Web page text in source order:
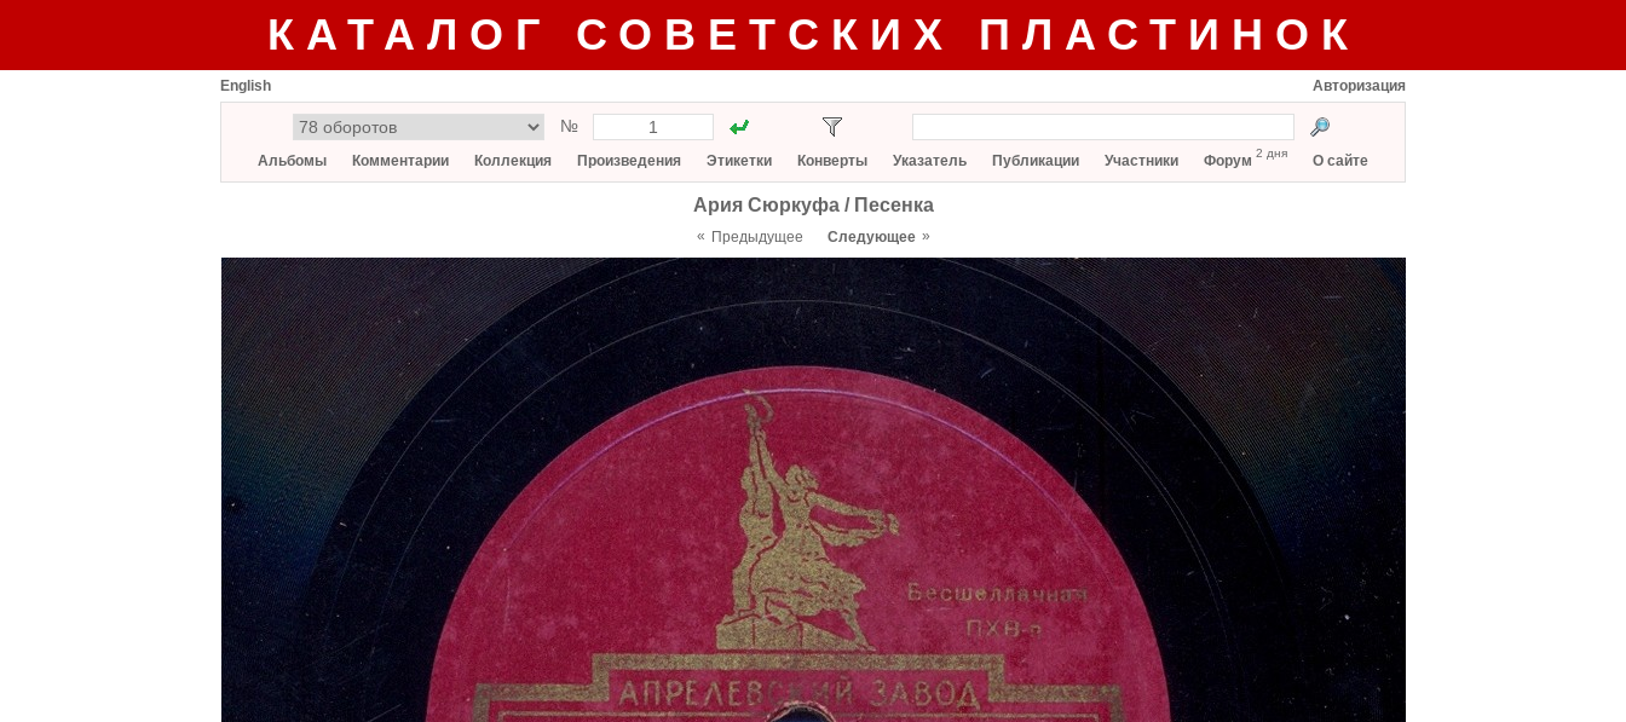
КАТАЛОГ СОВЕТСКИХ ПЛАСТИНОК
English Авторизация
№
Альбомы Комментарии Коллекция Произведения Этикетки Конверты Указатель Публикации Участники Форум 2 дня О сайте
Ария Сюркуфа / Песенка
« Предыдущее Следующее »